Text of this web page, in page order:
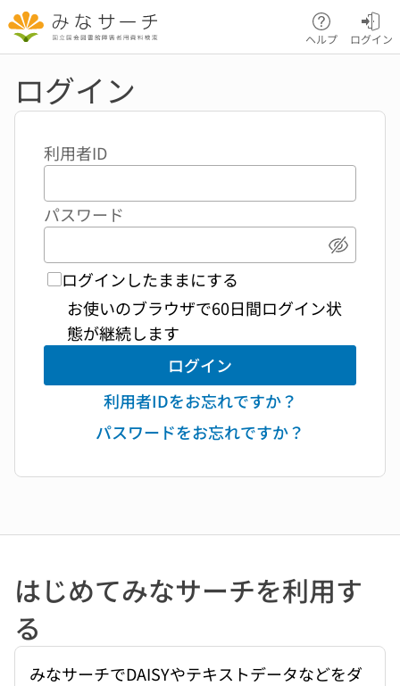
本文へ移動
ヘルプ ログイン
ログイン
利用者ID
パスワード
パスワ
ログインしたままにする
お使いのブラウザで60日間ログイン状
態が継続します
ログイン
利用者IDをお忘れですか？
パスワードをお忘れですか？
はじめてみなサーチを利用す
る
みなサーチでDAISYやテキストデータなどをダ